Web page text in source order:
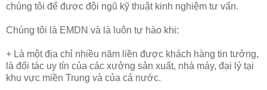
chúng tôi để được đội ngũ kỹ thuật kinh nghiệm tư vấn.
Chúng tôi là EMDN và là luôn tự hào khi:
+ Là một địa chỉ nhiều năm liền được khách hàng tin tưởng,
là đối tác uy tín của các xưởng sản xuất, nhà máy, đại lý tại
khu vực miền Trung và của cả nước.